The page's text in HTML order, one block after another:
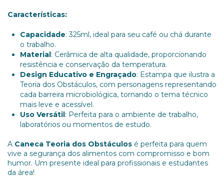
Características:
Capacidade: 325ml, ideal para seu café ou chá durante
o trabalho.
Material: Cerâmica de alta qualidade, proporcionando
resistência e conservação da temperatura.
Design Educativo e Engraçado: Estampa que ilustra a
Teoria dos Obstáculos, com personagens representando
cada barreira microbiológica, tornando o tema técnico
mais leve e acessível.
Uso Versátil: Perfeita para o ambiente de trabalho,
laboratórios ou momentos de estudo.
A Caneca Teoria dos Obstáculos é perfeita para quem
vive a segurança dos alimentos com compromisso e bom
humor. Um presente ideal para profissionais e estudantes
da área!